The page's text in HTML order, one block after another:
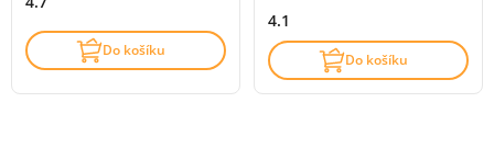
Do košíku
4.1
Do košíku